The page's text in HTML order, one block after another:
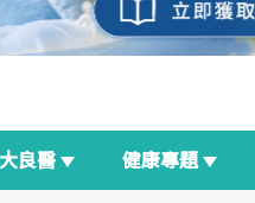
良醫 健康專題